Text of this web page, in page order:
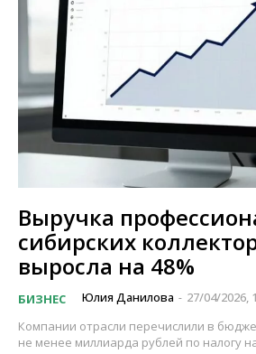
Выручка
сибирских
выросла на 48%
БИЗНЕС Юлия Данилова - 27/04/2026,
Компании отрасли перечислили в
не менее миллиарда рублей по налогу